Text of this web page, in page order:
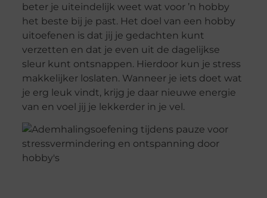
beter je uiteindelijk weet wat voor ’n hobby
het beste bij je past. Het doel van een hobby
uitoefenen is dat jij je gedachten kunt
verzetten en dat je even uit de dagelijkse
sleur kunt ontsnappen. Hierdoor kun je stress
makkelijker loslaten. Wanneer je iets doet wat
je erg leuk vindt, krijg je daar nieuwe energie
van en voel jij je lekkerder in je vel.